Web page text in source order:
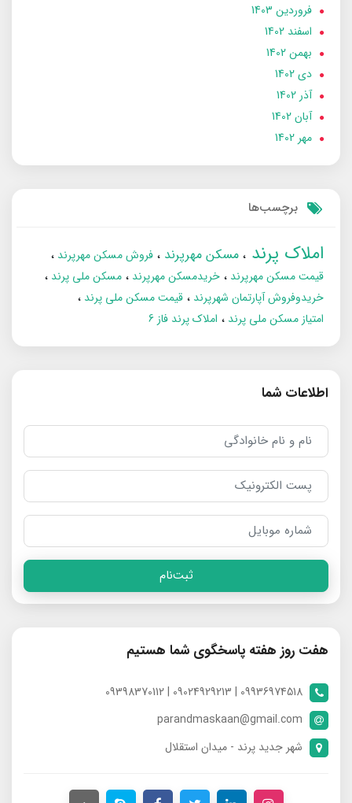
فروردین 1403
اسفند 1402
بهمن 1402
دی 1402
آذر 1402
آبان 1402
مهر 1402
برچسب‌ها
املاک پرند مسکن مهرپرند
فروش مسکن مهرپرند
قیمت مسکن مهرپرند
خریدمسکن مهرپرند
مسکن ملی پرند
خریدوفروش آپارتمان شهرپرند
قیمت مسکن ملی پرند
امتیاز مسکن ملی پرند
املاک پرند فاز 6
اطلاعات شما
ثبت‌نام
هفت روز هفته پاسخگوی شما هستیم
09936974518 | 09024929213 | 09398370112
parandmaskaan@gmail.com
شهر جدید پرند - میدان استقلال